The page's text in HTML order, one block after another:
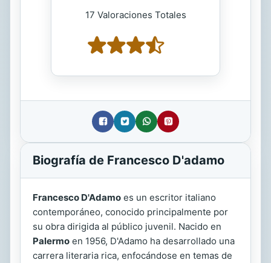
17 Valoraciones Totales
Biografía de Francesco D'adamo
Francesco D'Adamo es un escritor italiano
contemporáneo, conocido principalmente por
su obra dirigida al público juvenil. Nacido en
Palermo en 1956, D'Adamo ha desarrollado una
carrera literaria rica, enfocándose en temas de